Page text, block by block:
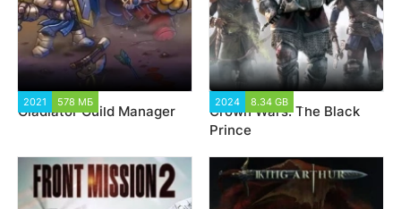
2021 578 МБ
Gladiator Guild Manager
2024 8.34 GB
Crown Wars: The Black
Prince